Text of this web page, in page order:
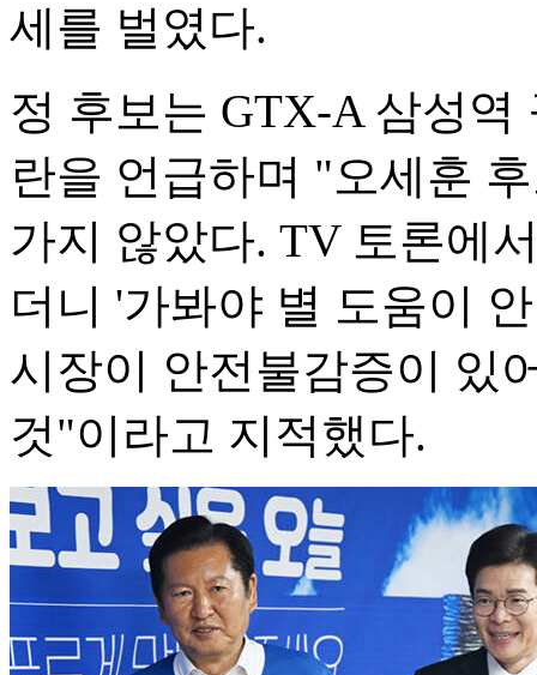
세를 벌였다.
정 후보는 GTX-A 삼성
란을 언급하며 "오세훈
가지 않았다. TV 토론에
더니 '가봐야 별 도움이
시장이 안전불감증이 있
것"이라고 지적했다.